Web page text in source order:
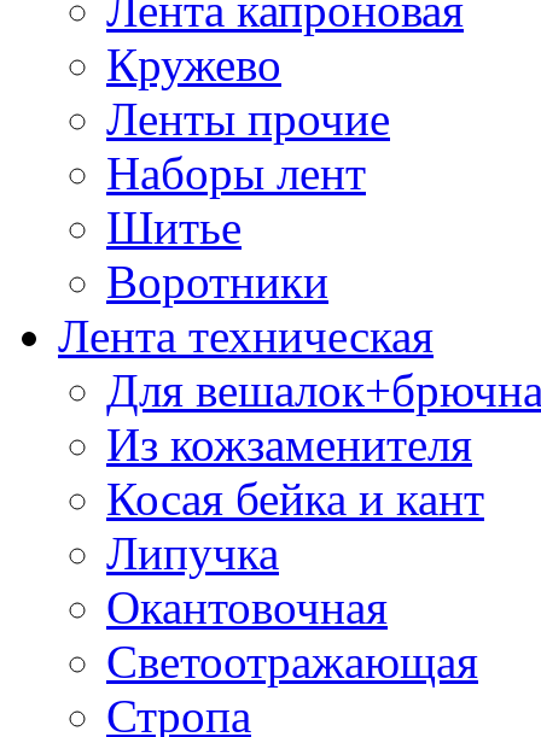
Кружево
Ленты прочие
Наборы лент
Шитье
Воротники
Лента техническая
Для
Из кожзаменителя
Косая бейка и кант
Липучка
Окантовочная
Светоотражающая
Стропа